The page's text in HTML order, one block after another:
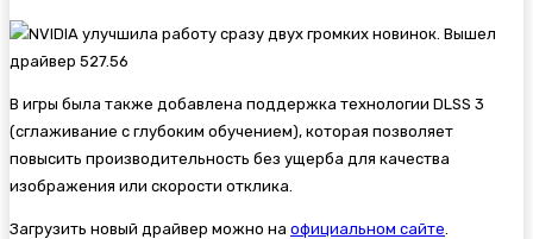
В игры была также добавлена поддержка технологии DLSS 3
(сглаживание с глубоким обучением), которая позволяет
повысить производительность без ущерба для качества
изображения или скорости отклика.
Загрузить новый драйвер можно на официальном сайте